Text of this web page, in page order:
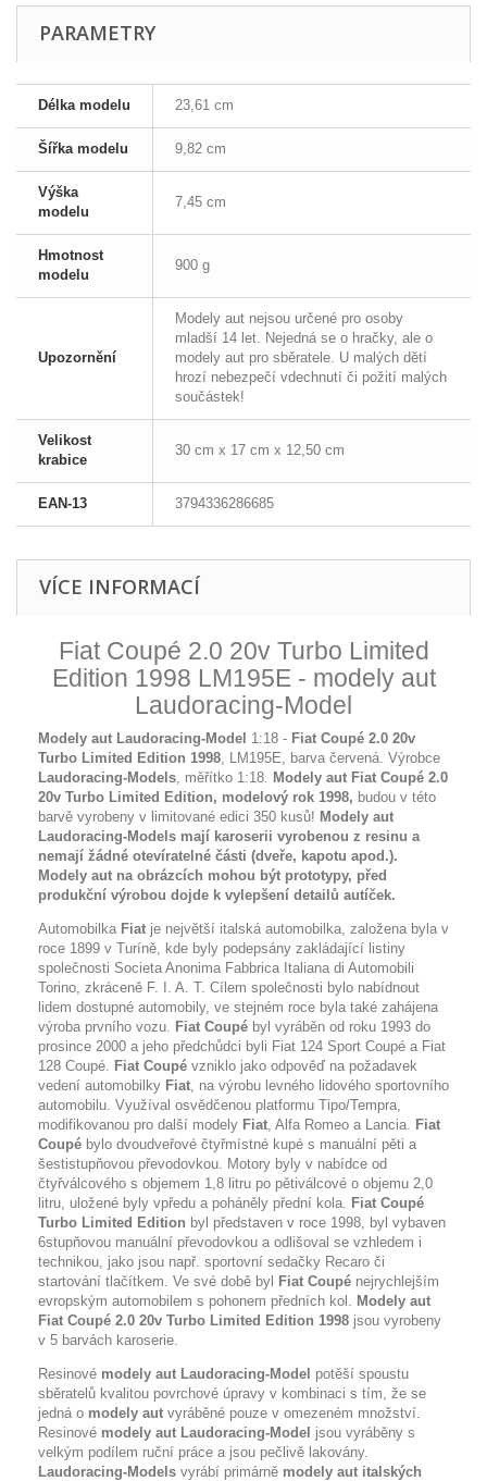
PARAMETRY
Délka modelu 23,61 cm
Šířka modelu 9,82 cm
Výška
modelu
7,45 cm
Hmotnost
modelu
900 g
Upozornění
Modely aut nejsou určené pro osoby
mladší 14 let. Nejedná se o hračky, ale o
modely aut pro sběratele. U malých dětí
hrozí nebezpečí vdechnutí či požití malých
součástek!
Velikost
krabice
30 cm x 17 cm x 12,50 cm
EAN-13 3794336286685
VÍCE INFORMACÍ
Fiat Coupé 2.0 20v Turbo Limited
Edition 1998 LM195E - modely aut
Laudoracing-Model
Modely aut Laudoracing-Model 1:18 - Fiat Coupé 2.0 20v
Turbo Limited Edition 1998, LM195E, barva červená. Výrobce
Laudoracing-Models, měřítko 1:18. Modely aut Fiat Coupé 2.0
20v Turbo Limited Edition, modelový rok 1998, budou v této
barvě vyrobeny v limitované edici 350 kusů! Modely aut
Laudoracing-Models mají karoserii vyrobenou z resinu a
nemají žádné otevíratelné části (dveře, kapotu apod.).
Modely aut na obrázcích mohou být prototypy, před
produkční výrobou dojde k vylepšení detailů autíček.
Automobilka Fiat je největší italská automobilka, založena byla v
roce 1899 v Turíně, kde byly podepsány zakládající listiny
společnosti Societa Anonima Fabbrica Italiana di Automobili
Torino, zkráceně F. I. A. T. Cílem společnosti bylo nabídnout
lidem dostupné automobily, ve stejném roce byla také zahájena
výroba prvního vozu. Fiat Coupé byl vyráběn od roku 1993 do
prosince 2000 a jeho předchůdci byli Fiat 124 Sport Coupé a Fiat
128 Coupé. Fiat Coupé vzniklo jako odpověď na požadavek
vedení automobilky Fiat, na výrobu levného lidového sportovního
automobilu. Využíval osvědčenou platformu Tipo/Tempra,
modifikovanou pro další modely Fiat, Alfa Romeo a Lancia. Fiat
Coupé bylo dvoudveřové čtyřmístné kupé s manuální pěti a
šestistupňovou převodovkou. Motory byly v nabídce od
čtyřválcového s objemem 1,8 litru po pětiválcové o objemu 2,0
litru, uložené byly vpředu a poháněly přední kola. Fiat Coupé
Turbo Limited Edition byl představen v roce 1998, byl vybaven
6stupňovou manuální převodovkou a odlišoval se vzhledem i
technikou, jako jsou např. sportovní sedačky Recaro či
startování tlačítkem. Ve své době byl Fiat Coupé nejrychlejším
evropským automobilem s pohonem předních kol. Modely aut
Fiat Coupé 2.0 20v Turbo Limited Edition 1998 jsou vyrobeny
v 5 barvách karoserie.
Resinové modely aut Laudoracing-Model potěší spoustu
sběratelů kvalitou povrchové úpravy v kombinaci s tím, že se
jedná o modely aut vyráběné pouze v omezeném množství.
Resinové modely aut Laudoracing-Model jsou vyráběny s
velkým podílem ruční práce a jsou pečlivě lakovány.
Laudoracing-Models vyrábí primárně modely aut italských